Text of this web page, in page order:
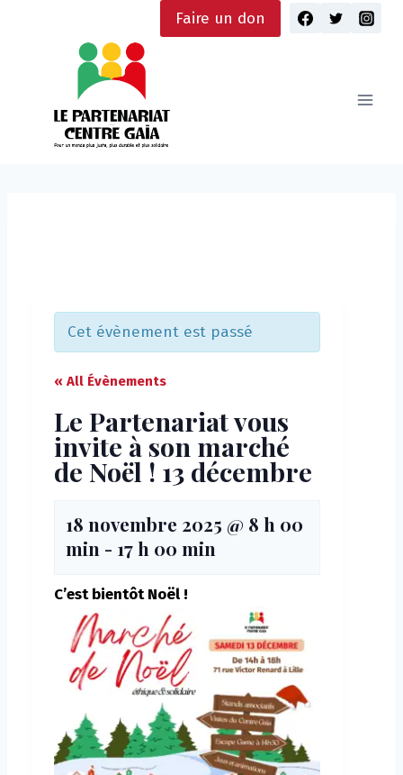
Faire un don
Cet évènement est passé
« All Évènements
Le Partenariat vous
invite à son marché
de Noël ! 13 décembre
18 novembre 2025 @ 8 h 00
min - 17 h 00 min
C’est bientôt Noël !